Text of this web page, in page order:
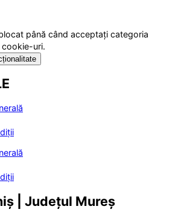
până când acceptați categoria
uri.
| Județul Mureș